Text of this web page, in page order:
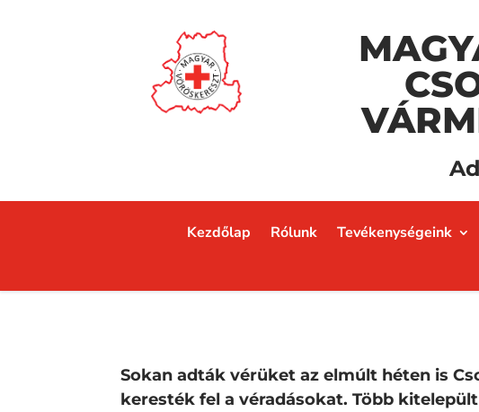
Kezdőlap Rólunk Tevékenységeink
Sokan adták vérüket az elmúlt héten is
keresték fel a véradásokat. Több